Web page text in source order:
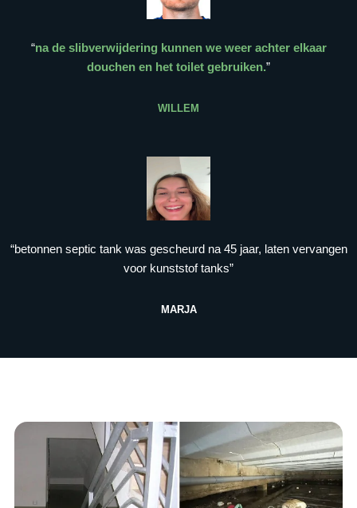
“na de slibverwijdering kunnen we weer achter elkaar
douchen en het toilet gebruiken.”
WILLEM
“betonnen septic tank was gescheurd na 45 jaar, laten vervangen
voor kunststof tanks”
MARJA